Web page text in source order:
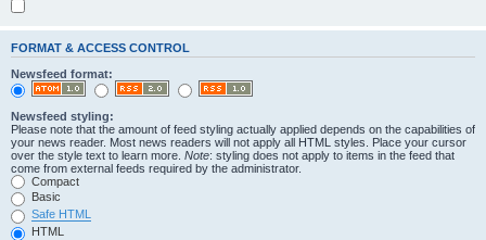
FORMAT & ACCESS CONTROL
Newsfeed format:
Newsfeed styling:
Please note that the amount of feed styling actually applied depends on the capabilities of
your news reader. Most news readers will not apply all HTML styles. Place your cursor
over the style text to learn more. Note: styling does not apply to items in the feed that
come from external feeds required by the administrator.
Compact
Basic
Safe HTML
HTML